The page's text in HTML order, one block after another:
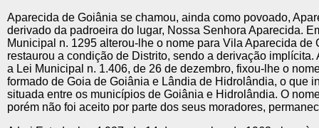
Aparecida de Goiânia se chamou, ainda como povoado,
derivado da padroeira do lugar, Nossa Senhora Aparecida.
Municipal n. 1295 alterou-lhe o nome para Vila Aparecida de
restaurou a condição de Distrito, sendo a derivação implícita.
a Lei Municipal n. 1.406, de 26 de dezembro, fixou-lhe o
formado de Goia de Goiânia e Lândia de Hidrolândia, o que
situada entre os municípios de Goiânia e Hidrolândia. O
porém não foi aceito por parte dos seus moradores,